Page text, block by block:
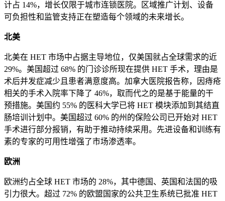
计占 14%，增长仅限于城市连锁医院。区域推广计划、设备
可负担性和监管支持正在塑造每个领域的未来增长。
北美
北美在 HET 市场中占据主导地位，仅美国就占全球需求的近
29%。美国超过 68% 的门诊诊所现在提供 HET 手术，理由是
术后并发症减少且患者满意度高。加拿大医院报告称，因痔疮
相关的手术入院率下降了 46%，取而代之的是基于能量的干
预措施。美国约 55% 的医科大学已将 HET 模块添加到其结直
肠培训计划中。美国超过 60% 的州的保险公司已开始对 HET
手术进行部分报销，有助于推动持续采用。先进设备和训练有
素的专家的可用性增强了市场渗透率。
欧洲
欧洲约占全球 HET 市场的 28%，其中德国、英国和法国的吸
引力很大。超过 72% 的欧盟国家的公共卫生系统已批准 HET